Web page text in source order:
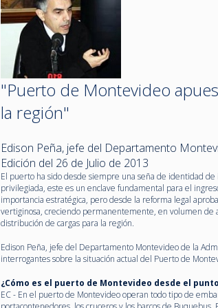
"Puerto de Montevideo
la región"
Edison Peña, jefe del Departamento
Edición del 26 de Julio de 2013
El puerto ha sido desde siempre una seña de identidad
privilegiada, este es un enclave fundamental para el
importancia estratégica, pero desde la reforma legal
vertiginosa, creciendo permanentemente, en volumen de
distribución de cargas para la región.
Edison Peña, jefe del Departamento Montevideo de la
interrogantes sobre la situación actual del Puerto de
¿Cómo es el puerto de Montevideo desde el
EC - En el puerto de Montevideo operan todo tipo de